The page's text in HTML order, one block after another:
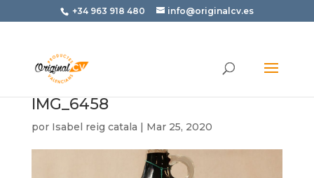
+34 963 918 480 info@originalcv.es
IMG_6458
por Isabel reig catala | Mar 25, 2020